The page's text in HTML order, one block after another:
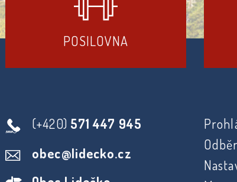
POSILOVNA
(+420) 571 447 945
obec@lidecko.cz